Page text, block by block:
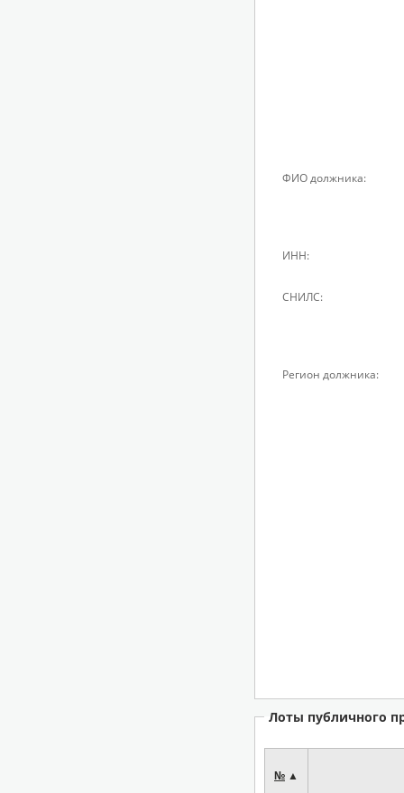
ФИО должника:
ИНН:
СНИЛС:
Регион должника:
Лоты публичного
№ ▲